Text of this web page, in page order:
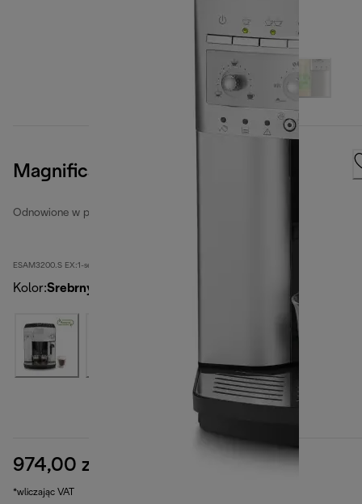
Magnifica
Odnowione w pełni automatyczne ekspresy do kawy
ESAM3200.S EX:1-second
Kolor:Srebrny
974,00 zł cena oryginalna 1599,00 zł
*wliczając VAT